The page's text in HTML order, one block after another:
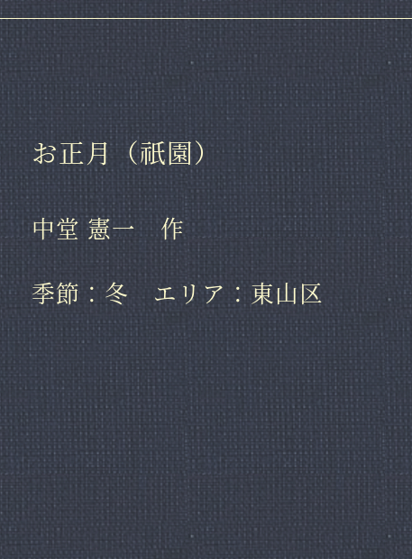
お正月（祇園）
中堂 憲一 作
季節：冬 エリア：東山区